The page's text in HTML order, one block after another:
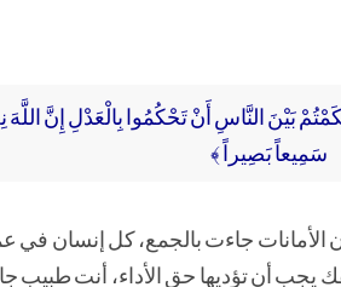
بَيْنَ النَّاسِ أَنْ تَحْكُمُوا بِالْعَدْلِ إِنَّ
سَمِيعاً بَصِيراً ﴾
الأمانات جاءت بالجمع، كل إنسان في
يجب أن تؤديها حق الأداء، أنت